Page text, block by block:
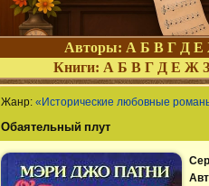
Авторы: А Б В Г Д Е
Книги: А Б В Г Д Е Ж З
Жанр: «Исторические любовные
Обаятельный плут